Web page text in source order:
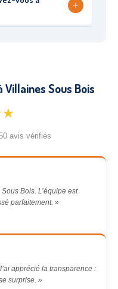
+
Sous Bois
avis vérifiés
Bois. L’équipe est
parfaitement. »
apprécié la transparence :
surprise. »